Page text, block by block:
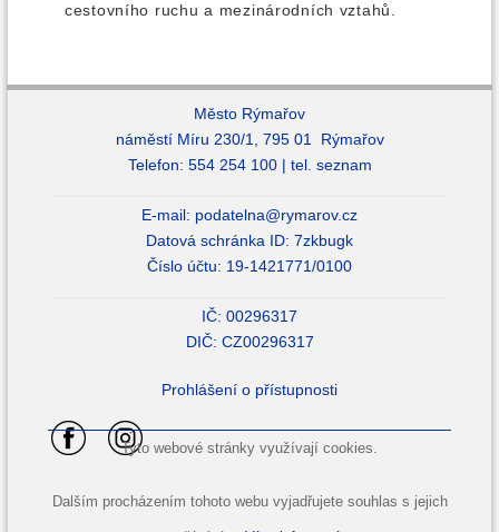
cestovního ruchu a mezinárodních vztahů.
Město Rýmařov
náměstí Míru 230/1, 795 01 Rýmařov
Telefon: 554 254 100 | tel. seznam
E-mail: podatelna@rymarov.cz
Datová schránka ID: 7zkbugk
Číslo účtu: 19-1421771/0100
IČ: 00296317
DIČ: CZ00296317
Prohlášení o přístupnosti
Tyto webové stránky využívají cookies.
Dalším procházením tohoto webu vyjadřujete souhlas s jejich